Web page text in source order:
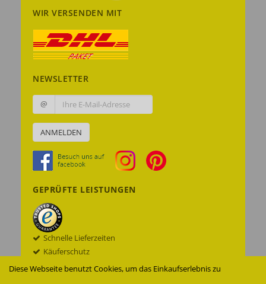
Diese Webseite benutzt Cookies, um das Einkaufserlebnis zu
WIR VERSENDEN MIT
NEWSLETTER
@
ANMELDEN
GEPRÜFTE LEISTUNGEN
Schnelle Lieferzeiten
Käuferschutz
Datenschutz